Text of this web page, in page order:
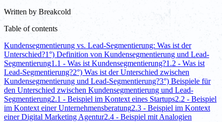
Written by Breakcold
Table of contents
Kundensegmentierung vs. Lead-Segmentierung: Was ist der
Unterschied?1°) Definition von Kundensegmentierung und Lead-
Segmentierung1.1 - Was ist Kundensegmentierung?1.2 - Was ist
Lead-Segmentierung?2°) Was ist der Unterschied zwischen
Kundensegmentierung und Lead-Segmentierung?3°) Beispiele für
den Unterschied zwischen Kundensegmentierung und Lead-
Segmentierung2.1 - Beispiel im Kontext eines Startups2.2 - Beispiel
im Kontext einer Unternehmensberatung2.3 - Beispiel im Kontext
einer Digital Marketing Agentur2.4 - Beispiel mit Analogien